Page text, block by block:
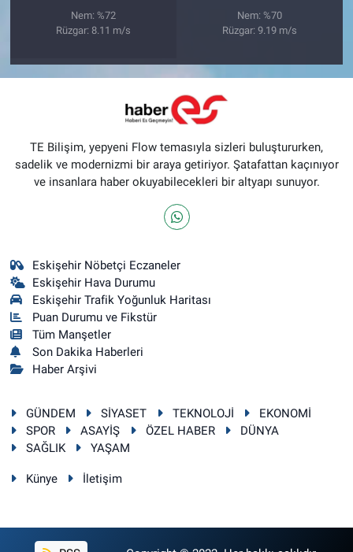
Nem: %72
Rüzgar: 8.11 m/s
Nem: %70
Rüzgar: 9.19 m/s
TE Bilişim, yepyeni Flow temasıyla sizleri buluştururken,
sadelik ve modernizmi bir araya getiriyor. Şatafattan kaçınıyor
ve insanlara haber okuyabilecekleri bir altyapı sunuyor.
Eskişehir Nöbetçi Eczaneler
Eskişehir Hava Durumu
Eskişehir Trafik Yoğunluk Haritası
Puan Durumu ve Fikstür
Tüm Manşetler
Son Dakika Haberleri
Haber Arşivi
GÜNDEM SİYASET TEKNOLOJİ
EKONOMİ
SPOR
ASAYİŞ ÖZEL HABER
DÜNYA
SAĞLIK
YAŞAM
Künye İletişim